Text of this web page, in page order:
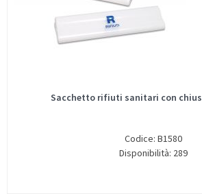
Sacchetto rifiuti sanitari con
Codice: B1580
Disponibilità: 289